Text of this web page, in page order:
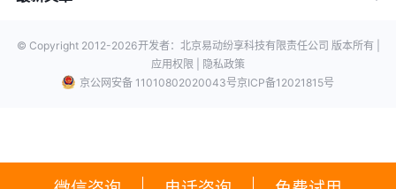
© Copyright 2012-2026开发者：北京易动纷享科技有限责任公司 版本所有 |
应用权限 |
隐私政策
京公网安备 11010802020043号京ICP备12021815号